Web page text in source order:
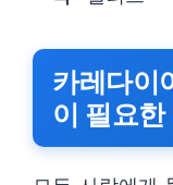
카레다이
이 필요한